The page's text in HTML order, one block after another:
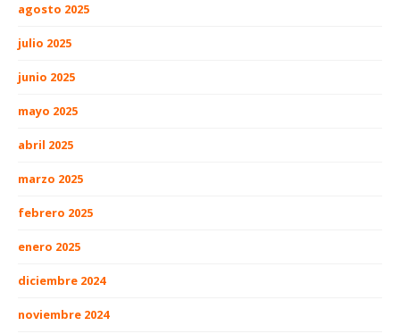
agosto 2025
julio 2025
junio 2025
mayo 2025
abril 2025
marzo 2025
febrero 2025
enero 2025
diciembre 2024
noviembre 2024